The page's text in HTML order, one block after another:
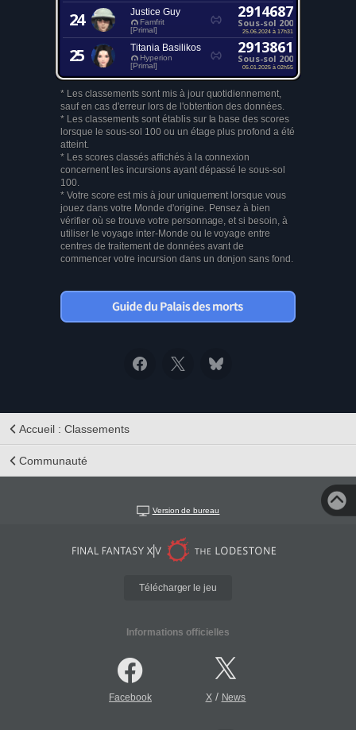
24 Justice Guy
Famfrit
[Primal]
2914687
Sous-sol 200
25.06.2024 à 17h31
25 Titania Basilikos
Hyperion
[Primal]
2913861
Sous-sol 200
05.01.2025 à 02h55
* Les classements sont mis à jour quotidiennement,
sauf en cas d'erreur lors de l'obtention des données.
* Les classements sont établis sur la base des scores
lorsque le sous-sol 100 ou un étage plus profond a été
atteint.
* Les scores classés affichés à la connexion
concernent les incursions ayant dépassé le sous-sol
100.
* Votre score est mis à jour uniquement lorsque vous
jouez dans votre Monde d'origine. Pensez à bien
vérifier où se trouve votre personnage, et si besoin, à
utiliser le voyage inter-Monde ou le voyage entre
centres de traitement de données avant de
commencer votre incursion dans un donjon sans fond.
Accueil : Classements
Communauté
Version de bureau
Télécharger le jeu
Informations officielles
Facebook X/ News